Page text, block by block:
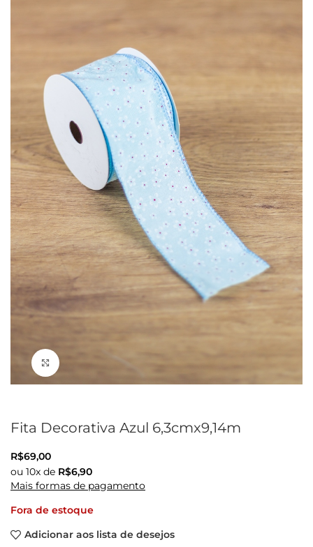
Clique para ampliar
Fita Decorativa Azul 6,3cmx9,14m
R$69,00
ou 10x de R$6,90
Mais formas de pagamento
Fora de estoque
Adicionar aos lista de desejos